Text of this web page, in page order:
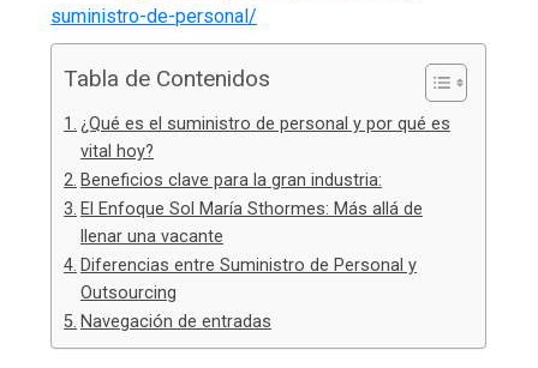
suministro-de-personal/
Tabla de Contenidos
¿Qué es el suministro de personal y por qué es
vital hoy?
Beneficios clave para la gran industria:
El Enfoque Sol María Sthormes: Más allá de
llenar una vacante
Diferencias entre Suministro de Personal y
Outsourcing
Navegación de entradas